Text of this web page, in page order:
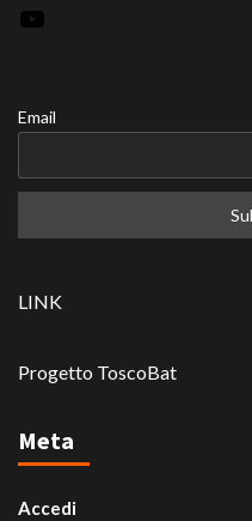
Email
LINK
Progetto ToscoBat
Meta
Accedi